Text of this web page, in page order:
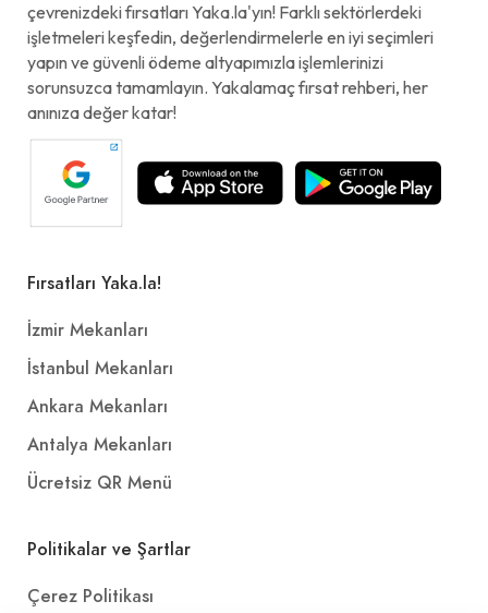
çevrenizdeki fırsatları Yaka.la'yın! Farklı sektörlerdeki
işletmeleri keşfedin, değerlendirmelerle en iyi seçimleri
yapın ve güvenli ödeme altyapımızla işlemlerinizi
sorunsuzca tamamlayın. Yakalamaç fırsat rehberi, her
anınıza değer katar!
Fırsatları Yaka.la!
İzmir Mekanları
İstanbul Mekanları
Ankara Mekanları
Antalya Mekanları
Ücretsiz QR Menü
Politikalar ve Şartlar
Çerez Politikası